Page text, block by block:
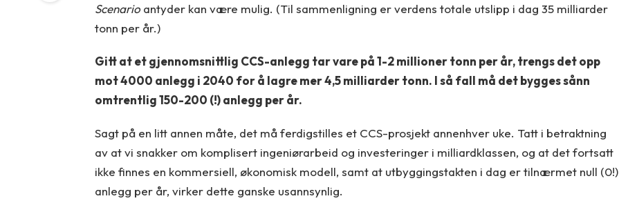
Scenarioantyder kan være mulig. (Til sammenligning er verdens totale utslipp i dag 35 milliarder
tonn per år.)
Gitt at et gjennomsnittlig CCS-anlegg tar vare på 1-2 millioner tonn per år, trengs det opp
mot 4000 anlegg i 2040 for å lagre mer 4,5 milliarder tonn. I så fall må det bygges sånn
omtrentlig 150-200 (!) anlegg per år.
Sagt på en litt annen måte, det må ferdigstilles et CCS-prosjekt annenhver uke. Tatt i betraktning
av at vi snakker om komplisert ingeniørarbeid og investeringer i milliardklassen, og at det fortsatt
ikke finnes en kommersiell, økonomisk modell, samt at utbyggingstakten i dag er tilnærmet null (0!)
anlegg per år, virker dette ganske usannsynlig.